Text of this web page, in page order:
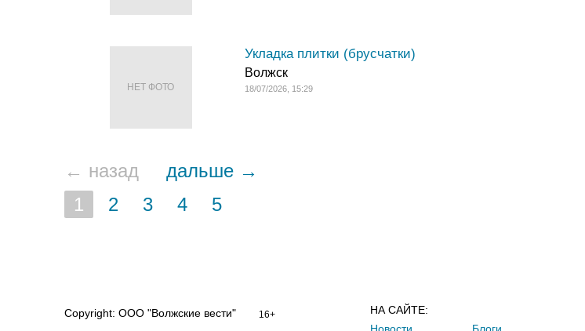
НЕТ ФОТО
Укладка плитки (брусчатки)
Волжск
18/07/2026, 15:29
← назад дальше →
1
2 3 4 5
Copyright: ООО "Волжские вести" 16+
НА САЙТЕ: